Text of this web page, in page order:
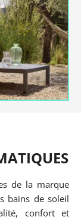
de la marque
bains de soleil
confort et